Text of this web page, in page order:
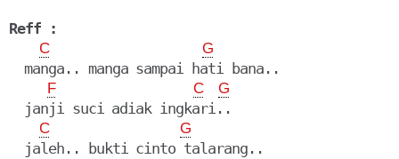
Reff :
C G
  manga.. manga sampai hati bana..
F C G
  janji suci adiak ingkari..
C G
  jaleh.. bukti cinto talarang..